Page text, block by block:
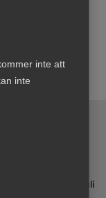
inte att
inte
1 juli